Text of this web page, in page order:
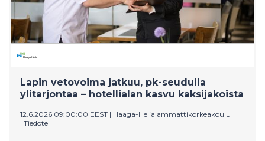
Lapin vetovoima jatkuu, pk-seudulla
ylitarjontaa – hotellialan kasvu kaksijakoista
12.6.2026 09:00:00 EEST | Haaga-Helia ammattikorkeakoulu
| Tiedote